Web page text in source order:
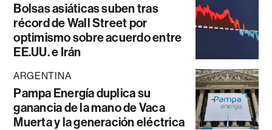
Bolsas asiáticas suben tras
récord de Wall Street por
optimismo sobre acuerdo entre
EE.UU. e Irán
ARGENTINA
Pampa Energía duplica su
ganancia de la mano de Vaca
Muerta y la generación eléctrica